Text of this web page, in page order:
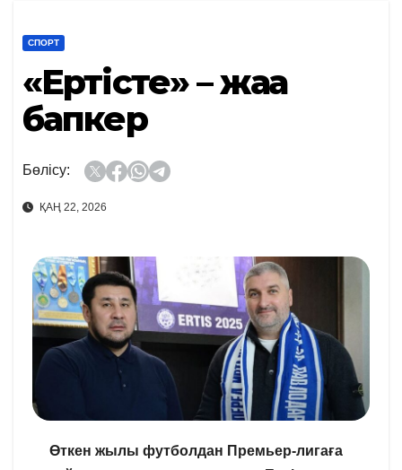
СПОРТ
«Ертісте» – жаңа
бапкер
Бөлісу:
ҚАҢ 22, 2026
Өткен жылы футболдан Премьер-лигаға